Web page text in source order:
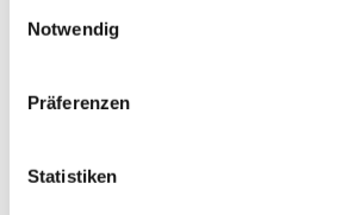
Notwendig
Präferenzen
Statistiken